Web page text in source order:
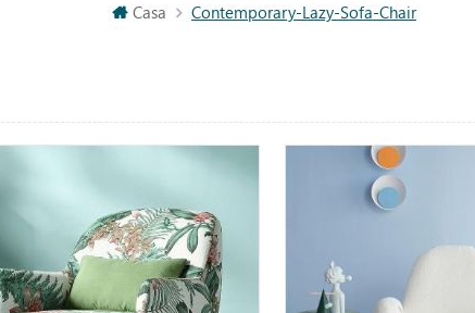
Casa Contemporary-Lazy-Sofa-Chair